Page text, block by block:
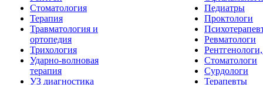
Стоматология
Терапия
Травматология и
ортопедия
Трихология
Ударно-волновая
терапия
УЗ диагностика
Педиатры
Проктологи
Ревматологи
Стоматологи
Сурдологи
Терапевты